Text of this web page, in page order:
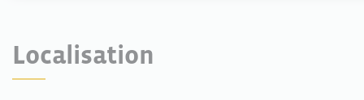
Localisation